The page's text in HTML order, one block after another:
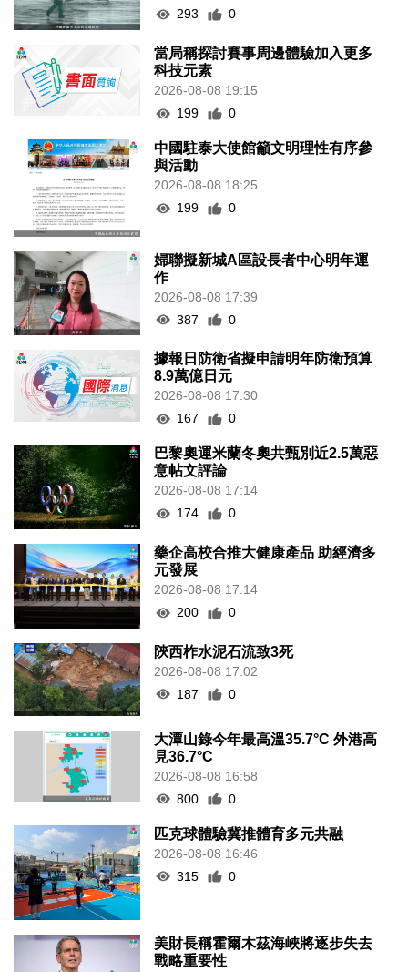
293
0
當局稱探討賽事周邊體驗加入更多
科技元素
2026-08-08 19:15
199
0
中國駐泰大使館籲文明理性有序參
與活動
2026-08-08 18:25
199
0
婦聯擬新城A區設長者中心明年運
作
2026-08-08 17:39
387
0
據報日防衛省擬申請明年防衛預算
8.9萬億日元
2026-08-08 17:30
167
0
巴黎奧運米蘭冬奧共甄別近2.5萬惡
意帖文評論
2026-08-08 17:14
174
0
藥企高校合推大健康產品 助經濟多
元發展
2026-08-08 17:14
200
0
陝西柞水泥石流致3死
2026-08-08 17:02
187
0
大潭山錄今年最高溫35.7°C 外港高
見36.7°C
2026-08-08 16:58
800
0
匹克球體驗冀推體育多元共融
2026-08-08 16:46
315
0
美財長稱霍爾木茲海峽將逐步失去
戰略重要性